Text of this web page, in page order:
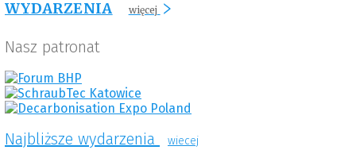
WYDARZENIA więcej
Nasz patronat
Najbliższe wydarzenia wiecej